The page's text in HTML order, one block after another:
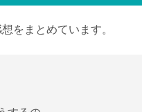
をまとめています。